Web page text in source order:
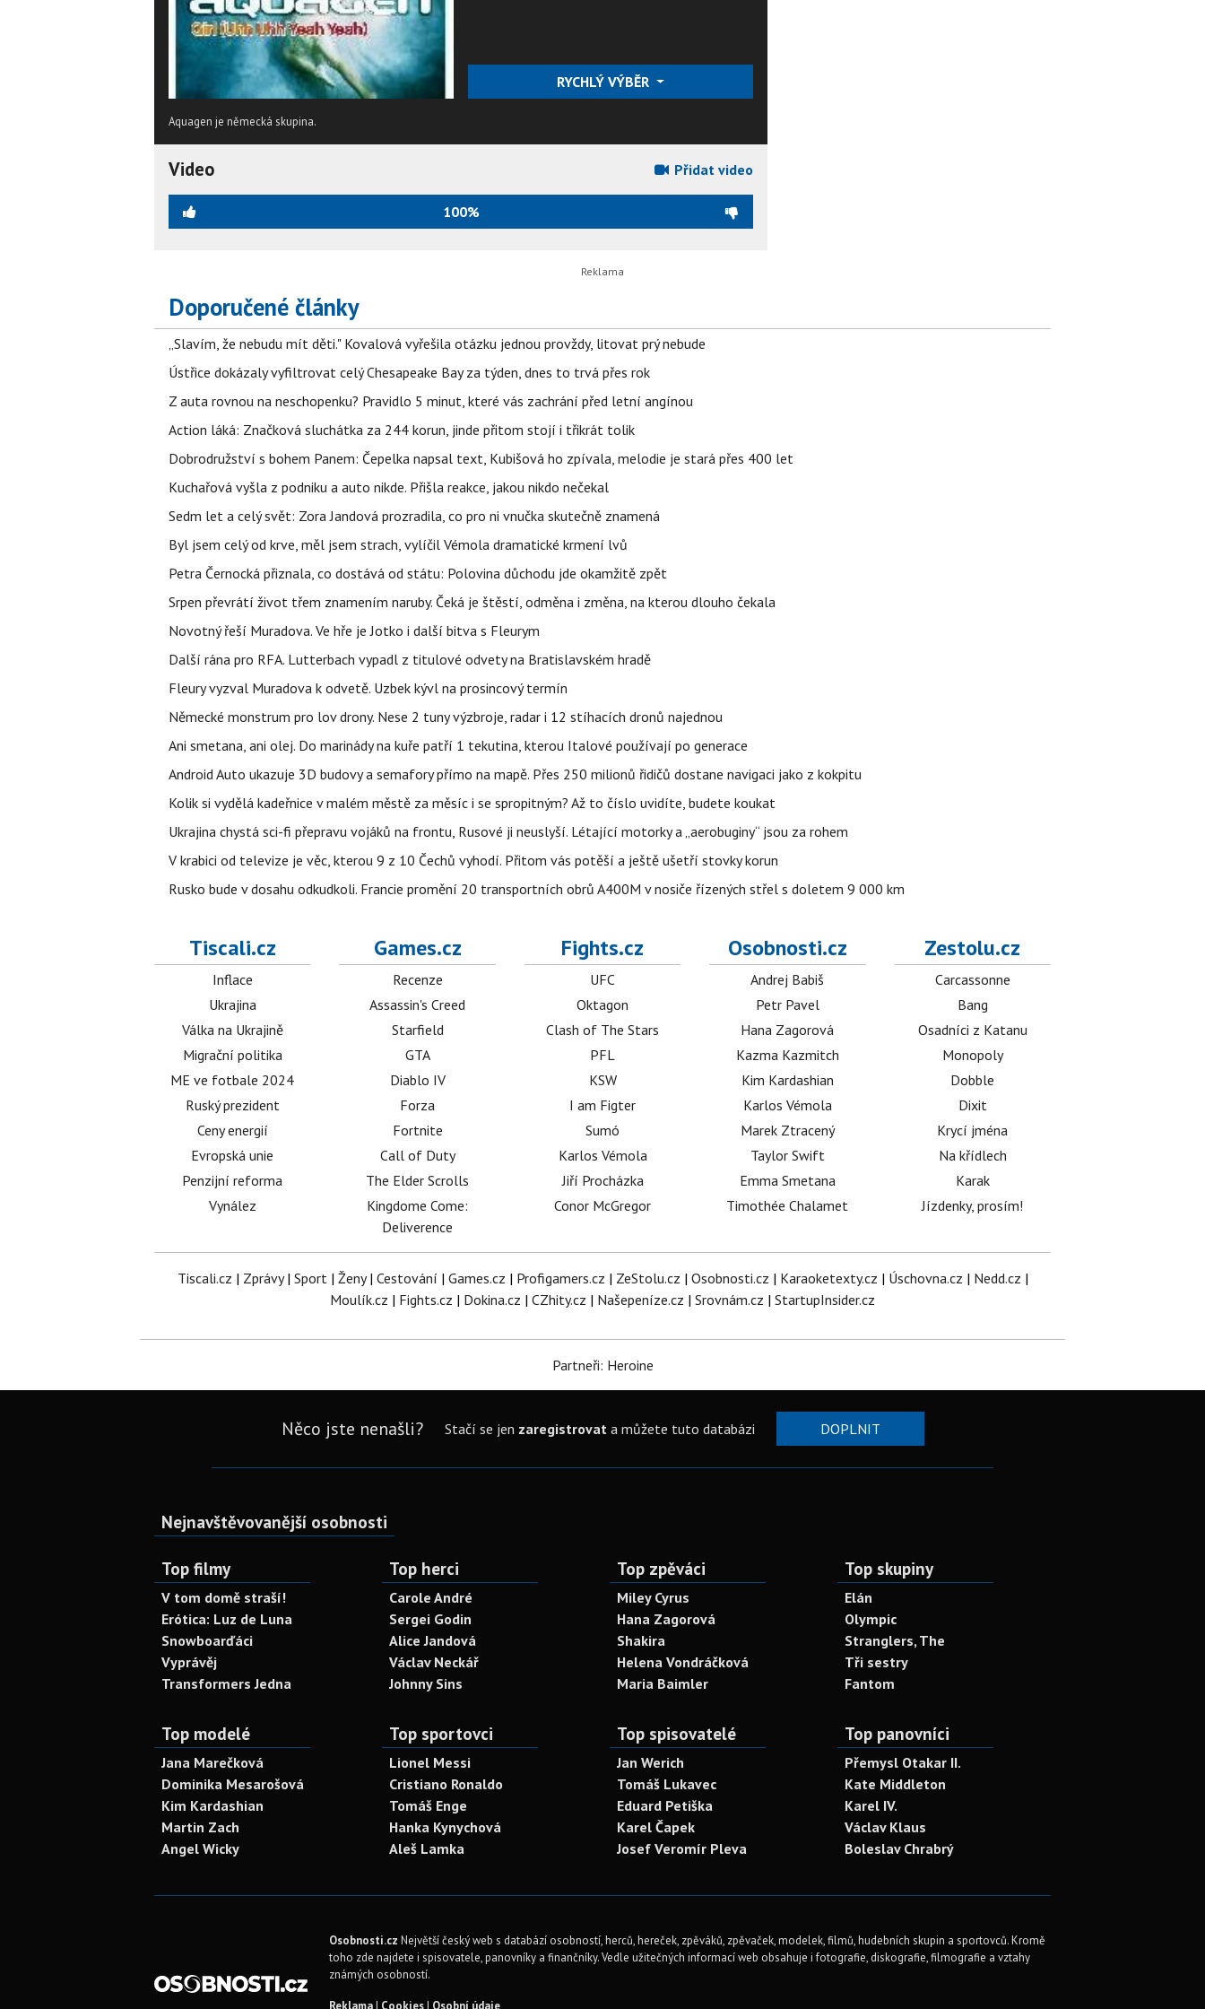
RYCHLÝ VÝBĚR
Aquagen je německá skupina.
Video Přidat video
100%
Doporučené články
„Slavím, že nebudu mít děti." Kovalová vyřešila otázku jednou provždy, litovat prý nebude
Ústřice dokázaly vyfiltrovat celý Chesapeake Bay za týden, dnes to trvá přes rok
Z auta rovnou na neschopenku? Pravidlo 5 minut, které vás zachrání před letní angínou
Action láká: Značková sluchátka za 244 korun, jinde přitom stojí i třikrát tolik
Dobrodružství s bohem Panem: Čepelka napsal text, Kubišová ho zpívala, melodie je stará přes 400 let
Kuchařová vyšla z podniku a auto nikde. Přišla reakce, jakou nikdo nečekal
Sedm let a celý svět: Zora Jandová prozradila, co pro ni vnučka skutečně znamená
Byl jsem celý od krve, měl jsem strach, vylíčil Vémola dramatické krmení lvů
Petra Černocká přiznala, co dostává od státu: Polovina důchodu jde okamžitě zpět
Srpen převrátí život třem znamením naruby. Čeká je štěstí, odměna i změna, na kterou dlouho čekala
Novotný řeší Muradova. Ve hře je Jotko i další bitva s Fleurym
Další rána pro RFA. Lutterbach vypadl z titulové odvety na Bratislavském hradě
Fleury vyzval Muradova k odvetě. Uzbek kývl na prosincový termín
Německé monstrum pro lov drony. Nese 2 tuny výzbroje, radar i 12 stíhacích dronů najednou
Ani smetana, ani olej. Do marinády na kuře patří 1 tekutina, kterou Italové používají po generace
Android Auto ukazuje 3D budovy a semafory přímo na mapě. Přes 250 milionů řidičů dostane navigaci jako z kokpitu
Kolik si vydělá kadeřnice v malém městě za měsíc i se spropitným? Až to číslo uvidíte, budete koukat
Ukrajina chystá sci-fi přepravu vojáků na frontu, Rusové ji neuslyší. Létající motorky a „aerobuginy“ jsou za rohem
V krabici od televize je věc, kterou 9 z 10 Čechů vyhodí. Přitom vás potěší a ještě ušetří stovky korun
Rusko bude v dosahu odkudkoli. Francie promění 20 transportních obrů A400M v nosiče řízených střel s doletem 9 000 km
Tiscali.cz
Inflace
Ukrajina
Válka na Ukrajině
Migrační politika
ME ve fotbale 2024
Ruský prezident
Ceny energií
Evropská unie
Penzijní reforma
Vynález
Games.cz
Recenze
Assassin's Creed
Starfield
GTA
Diablo IV
Forza
Fortnite
Call of Duty
The Elder Scrolls
Kingdome Come:
Deliverence
Fights.cz
UFC
Oktagon
Clash of The Stars
PFL
KSW
I am Figter
Sumó
Karlos Vémola
Jiří Procházka
Conor McGregor
Osobnosti.cz
Andrej Babiš
Petr Pavel
Hana Zagorová
Kazma Kazmitch
Kim Kardashian
Karlos Vémola
Marek Ztracený
Taylor Swift
Emma Smetana
Timothée Chalamet
Zestolu.cz
Carcassonne
Bang
Osadníci z Katanu
Monopoly
Dobble
Dixit
Krycí jména
Na křídlech
Karak
Jízdenky, prosím!
Tiscali.cz | Zprávy| Sport| Ženy| Cestování | Games.cz | Profigamers.cz | ZeStolu.cz | Osobnosti.cz | Karaoketexty.cz | Úschovna.cz | Nedd.cz |
Moulík.cz | Fights.cz | Dokina.cz | CZhity.cz | Našepeníze.cz | Srovnám.cz | StartupInsider.cz
Partneři: Heroine
Něco jste nenašli? Stačí se jen zaregistrovata můžete tuto databázi DOPLNIT
Nejnavštěvovanější osobnosti
Top filmy
V tom domě straší!
Erótica: Luz de Luna
Snowboarďáci
Vyprávěj
Transformers Jedna
Top herci
Carole André
Sergei Godin
Alice Jandová
Václav Neckář
Johnny Sins
Top zpěváci
Miley Cyrus
Hana Zagorová
Shakira
Helena Vondráčková
Maria Baimler
Top skupiny
Elán
Olympic
Stranglers, The
Tři sestry
Fantom
Top modelé
Jana Marečková
Dominika Mesarošová
Kim Kardashian
Martin Zach
Angel Wicky
Top sportovci
Lionel Messi
Cristiano Ronaldo
Tomáš Enge
Hanka Kynychová
Aleš Lamka
Top spisovatelé
Jan Werich
Tomáš Lukavec
Eduard Petiška
Karel Čapek
Josef Veromír Pleva
Top panovníci
Přemysl Otakar II.
Kate Middleton
Karel IV.
Václav Klaus
Boleslav Chrabrý
Osobnosti.cz Největší český web s databází osobností, herců, hereček, zpěváků, zpěvaček, modelek, filmů, hudebních skupin a sportovců. Kromě
toho zde najdete i spisovatele, panovníky a finančníky. Vedle užitečných informací web obsahuje i fotografie, diskografie, filmografie a vztahy
známých osobností.